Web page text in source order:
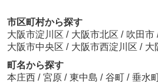
市区町村から探す
大阪市淀川区 / 大阪市北区 / 吹田市
大阪市中央区 / 大阪市西淀川区 / 大
町名から探す
本庄西 / 宮原 / 東中島 / 谷町 / 垂水